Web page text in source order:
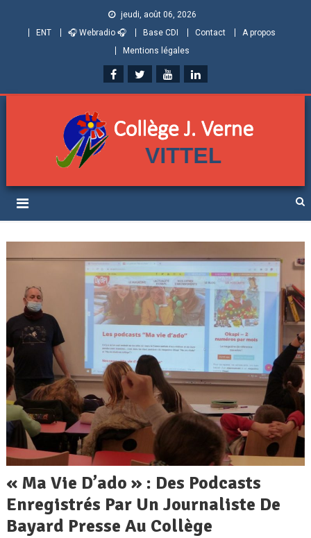
jeudi, août 06, 2026
ENT
🎧 Webradio 🎧 Base CDI Contact
A propos
Mentions légales
Collège Jules Verne de
Vittel (Vosges)
« Ma Vie D’ado » : Des Podcasts
Enregistrés Par Un Journaliste De
Bayard Presse Au Collège